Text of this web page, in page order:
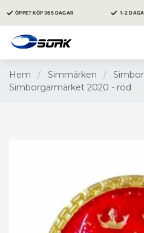
✓ ÖPPET KÖP 365 DAGAR ✓ 1–2
Hem / Simmärken /
Simborgarmärket 2020 - röd